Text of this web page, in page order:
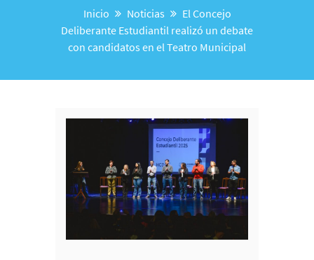
Inicio Noticias
El Concejo
Deliberante Estudiantil realizó un debate
con candidatos en el Teatro Municipal